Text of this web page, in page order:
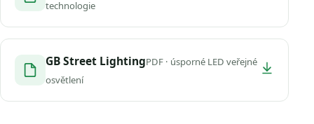
technologie
GB Street LightingPDF · úsporné LED veřejné
osvětlení